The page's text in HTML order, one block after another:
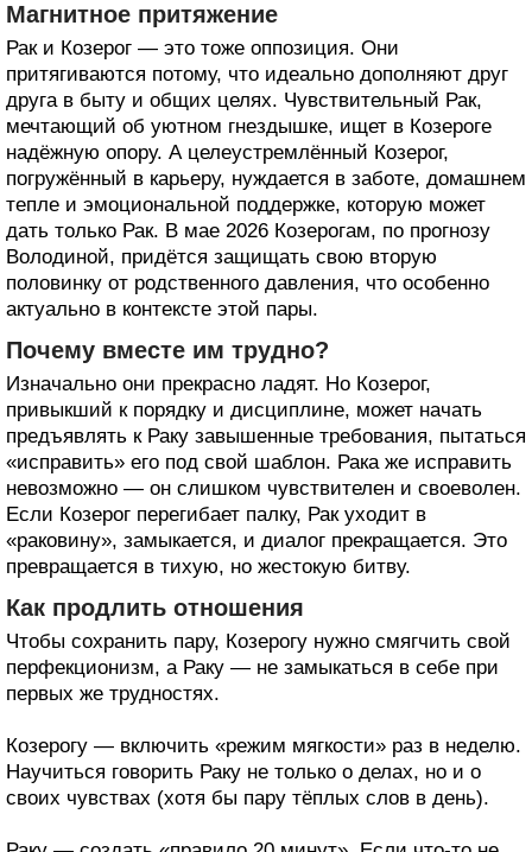
Магнитное притяжение
Рак и Козерог — это тоже оппозиция. Они
притягиваются потому, что идеально дополняют друг
друга в быту и общих целях. Чувствительный Рак,
мечтающий об уютном гнездышке, ищет в Козероге
надёжную опору. А целеустремлённый Козерог,
погружённый в карьеру, нуждается в заботе, домашнем
тепле и эмоциональной поддержке, которую может
дать только Рак. В мае 2026 Козерогам, по прогнозу
Володиной, придётся защищать свою вторую
половинку от родственного давления, что особенно
актуально в контексте этой пары.
Почему вместе им трудно?
Изначально они прекрасно ладят. Но Козерог,
привыкший к порядку и дисциплине, может начать
предъявлять к Раку завышенные требования, пытаться
«исправить» его под свой шаблон. Рака же исправить
невозможно — он слишком чувствителен и своеволен.
Если Козерог перегибает палку, Рак уходит в
«раковину», замыкается, и диалог прекращается. Это
превращается в тихую, но жестокую битву.
Как продлить отношения
Чтобы сохранить пару, Козерогу нужно смягчить свой
перфекционизм, а Раку — не замыкаться в себе при
первых же трудностях.
Козерогу — включить «режим мягкости» раз в неделю.
Научиться говорить Раку не только о делах, но и о
своих чувствах (хотя бы пару тёплых слов в день).